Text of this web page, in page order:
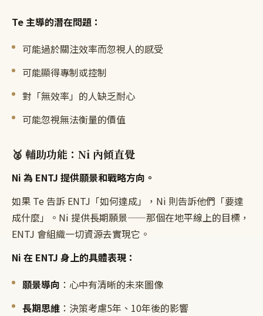
Te 主導的潛在問題：
可能過於關注效率而忽視人的感受
可能顯得專制或控制
對「無效率」的人缺乏耐心
可能忽視無法衡量的價值
🥈 輔助功能：Ni 內傾直覺
Ni 為 ENTJ 提供願景和戰略方向。
如果 Te 告訴 ENTJ「如何達成」，Ni 則告訴他們「要達
成什麼」。Ni 提供長期願景——那個在地平線上的目標，
ENTJ 會組織一切資源去實現它。
Ni 在 ENTJ 身上的具體表現：
願景導向 ：心中有清晰的未來圖像
長期思維 ：決策考慮5年、10年後的影響